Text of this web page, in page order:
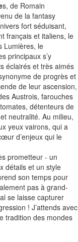
s, de Romain
de la fantasy
fort séduisant,
français et italiens, le
Lumières, le
principaux s’y
éclairés et très aimés
de progrès et
de leur ascension,
Austrois, farouches
détenteurs de
neutralité. Au milieu,
yeux vairons, qui a
d’enjeux qui le
prometteur - un
détails et un style
son temps pour
pas à grand-
se laisse capturer
! J’attends avec
tradition des mondes